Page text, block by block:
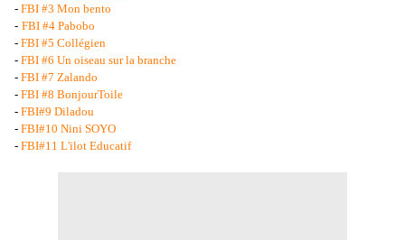
- FBI #3 Mon bento
- FBI #4 Pabobo
- FBI #5 Collégien
- FBI #6 Un oiseau sur la branche
- FBI #7 Zalando
- FBI #8 BonjourToile
- FBI#9 Diladou
- FBI#10 Nini SOYO
- FBI#11 L'ilot Educatif